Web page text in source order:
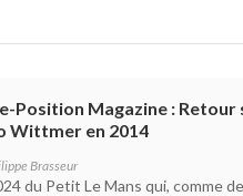
Position Magazine :
Wittmer en 2014
Brasseur
du Petit Le Mans qui, comme